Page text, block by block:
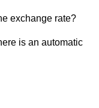
exchange rate?
is an automatic